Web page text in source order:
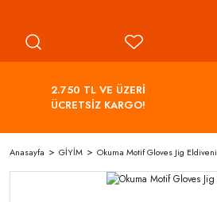
2.750 TL VE ÜZERİ
ÜCRETSİZ KARGO!
Anasayfa GİYİM Okuma Motif Gloves Jig Eldiveni